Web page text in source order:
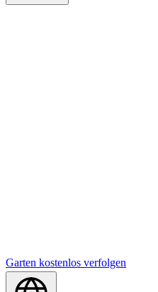
Garten kostenlos verfolgen